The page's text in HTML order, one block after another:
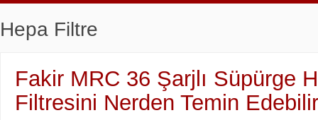
Hepa Filtre
Fakir MRC 36 Şarjlı Süpürge
Filtresini Nerden Temin